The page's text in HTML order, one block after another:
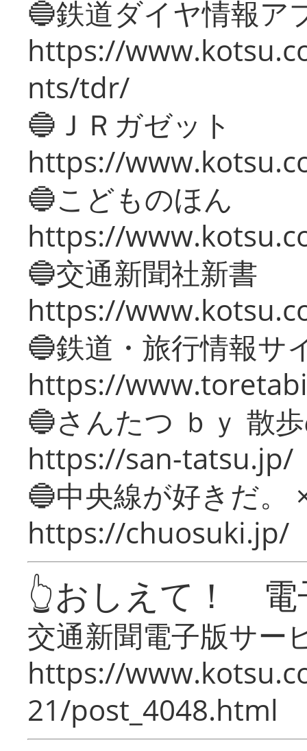
🔵鉄道ダイヤ情報ア
https://
nts/tdr/
🔵ＪＲガゼット
https://
🔵こどものほん
https://
🔵交通新聞社新書
https://
🔵鉄道・旅行情報サ
https://
🔵さんたつ ｂｙ 散
https://san-tatsu.jp/
🔵中央線が好きだ。
https://chuosuki.jp/
👆おしえて！ 電
交通新聞電子版サー
https://
21/post_4048.html